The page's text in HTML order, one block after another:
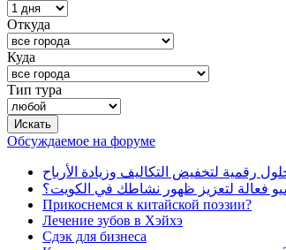
Откуда
Куда
Тип тура
Обсуждаемое на форуме
رقمية لتخفيض التكاليف وزيادة الأرباح
فعالة لتعزيز ظهور نشاطك في الكويت؟
Прикоснемся к китайской поэзии?
Лечение зубов в Хэйхэ
Сдэк для бизнеса